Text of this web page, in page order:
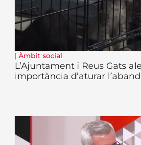
| Àmbit social
L’Ajuntament i Reus Gats
importància d’aturar